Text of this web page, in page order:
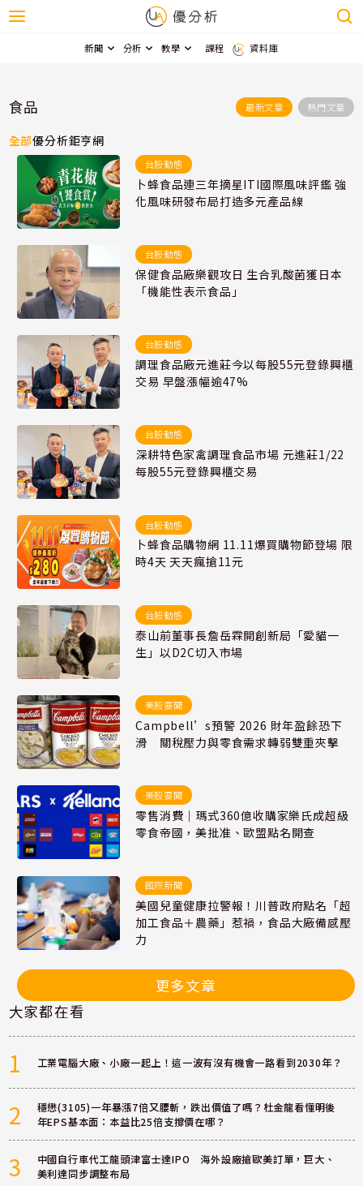
新聞 分析 教學 課程 資料庫
食品 最新文章 熱門文章
全部優分析鉅亨網
台股動態
卜蜂食品連三年摘星ITI國際風味評鑑 強
化風味研發布局打造多元產品線
台股動態
保健食品廠樂觀攻日 生合乳酸菌獲日本
「機能性表示食品」
台股動態
調理食品廠元進莊今以每股55元登錄興櫃
交易 早盤漲幅逾47%
台股動態
深耕特色家禽調理食品市場 元進莊1/22
每股55元登錄興櫃交易
台股動態
卜蜂食品購物網 11.11爆買購物節登場 限
時4天 天天瘋搶11元
台股動態
泰山前董事長詹岳霖開創新局「愛貓一
生」以D2C切入市場
美股要聞
Campbell’s預警 2026 財年盈餘恐下
滑 關稅壓力與零食需求轉弱雙重夾擊
美股要聞
零售消費｜瑪式360億收購家樂氏成超級
零食帝國，美批准、歐盟點名開查
國際新聞
美國兒童健康拉警報！川普政府點名「超
加工食品＋農藥」惹禍，食品大廠備感壓
力
更多文章
大家都在看
1 工業電腦大廠、小廠一起上！這一波有沒有機會一路看到2030年？
2
穩懋(3105)一年暴漲7倍又腰斬，跌出價值了嗎？杜金龍看懂明後
年EPS基本面：本益比25倍支撐價在哪？
3
中國自行車代工龍頭津富士達IPO 海外設廠搶歐美訂單，巨大、
美利達同步調整布局